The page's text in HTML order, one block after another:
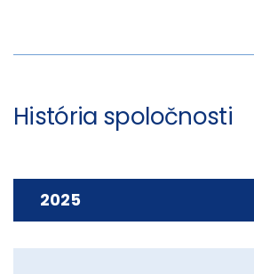
História spoločnosti
2025